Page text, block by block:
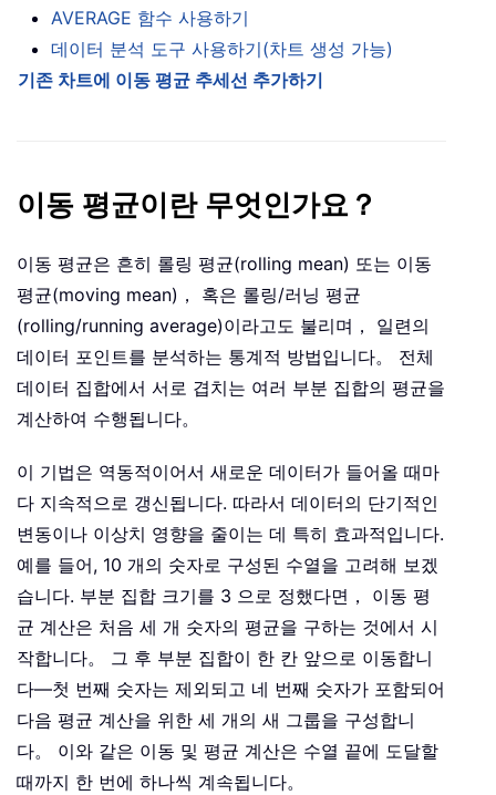
AVERAGE 함수 사용하기
데이터 분석 도구 사용하기(차트 생성 가능)
기존 차트에 이동 평균 추세선 추가하기
이동 평균이란 무엇인가요？
이동 평균은 흔히 롤링 평균(rolling mean) 또는 이동
평균(moving mean)， 혹은 롤링/러닝 평균
(rolling/running average)이라고도 불리며， 일련의
데이터 포인트를 분석하는 통계적 방법입니다。 전체
데이터 집합에서 서로 겹치는 여러 부분 집합의 평균을
계산하여 수행됩니다。
이 기법은 역동적이어서 새로운 데이터가 들어올 때마
다 지속적으로 갱신됩니다. 따라서 데이터의 단기적인
변동이나 이상치 영향을 줄이는 데 특히 효과적입니다.
예를 들어, 10 개의 숫자로 구성된 수열을 고려해 보겠
습니다. 부분 집합 크기를 3 으로 정했다면， 이동 평
균 계산은 처음 세 개 숫자의 평균을 구하는 것에서 시
작합니다。 그 후 부분 집합이 한 칸 앞으로 이동합니
다—첫 번째 숫자는 제외되고 네 번째 숫자가 포함되어
다음 평균 계산을 위한 세 개의 새 그룹을 구성합니
다。 이와 같은 이동 및 평균 계산은 수열 끝에 도달할
때까지 한 번에 하나씩 계속됩니다。